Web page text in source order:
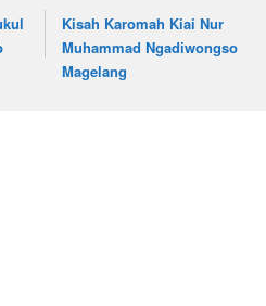
Kisah Karomah Kiai Nur
Muhammad Ngadiwongso
Magelang